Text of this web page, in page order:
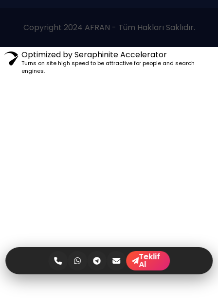
Copyright 2024 AFRAN - Tüm Hakları Saklıdır.
Teklif
Al
Optimized by Seraphinite Accelerator
Turns on site high speed to be attractive for people and search
engines.